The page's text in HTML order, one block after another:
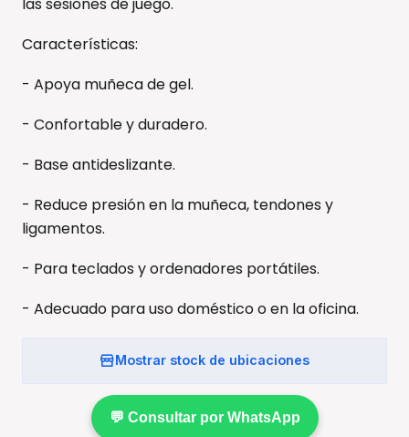
Características:
- Apoya muñeca de gel.
- Confortable y duradero.
- Base antideslizante.
- Reduce presión en la muñeca, tendones y
ligamentos.
- Para teclados y ordenadores portátiles.
- Adecuado para uso doméstico o en la oficina.
Mostrar stock de ubicaciones
💬 Consultar por WhatsApp